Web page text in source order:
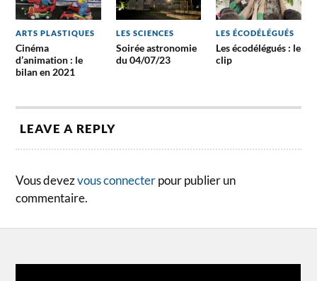
ARTS PLASTIQUES
Cinéma
d’animation : le
bilan en 2021
LES SCIENCES
Soirée astronomie
du 04/07/23
LES ÉCODÉLÉGUÉS
Les écodélégués : le
clip
LEAVE A REPLY
Vous devezvous connecterpour publier un
commentaire.